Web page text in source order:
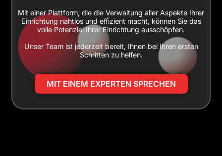
Mit einer Plattform, die die Verwaltung aller Aspekte Ihrer
Einrichtung nahtlos und effizient macht, können Sie das
volle Potenzial Ihrer Einrichtung ausschöpfen.
Unser Team ist jederzeit bereit, Ihnen bei Ihren ersten
Schritten zu helfen.
MIT EINEM EXPERTEN SPRECHEN